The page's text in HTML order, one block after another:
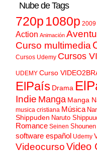
Nube de Tags
720p 1080p 2009
Action Animación
Curso multimedia
Cursos Udemy Cursos
UDEMY Curso
ElPaís Drama
Indie Manga Manga
musica cristiana Música
Shippuden Naruto
Romance Seinen Shounen
software español Udemy
VideocursoVideo